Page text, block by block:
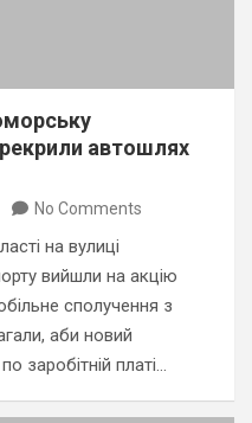
автошлях
No Comments
на вулиці
вийшли на акцію
сполучення з
аби новий
заробітній платі…